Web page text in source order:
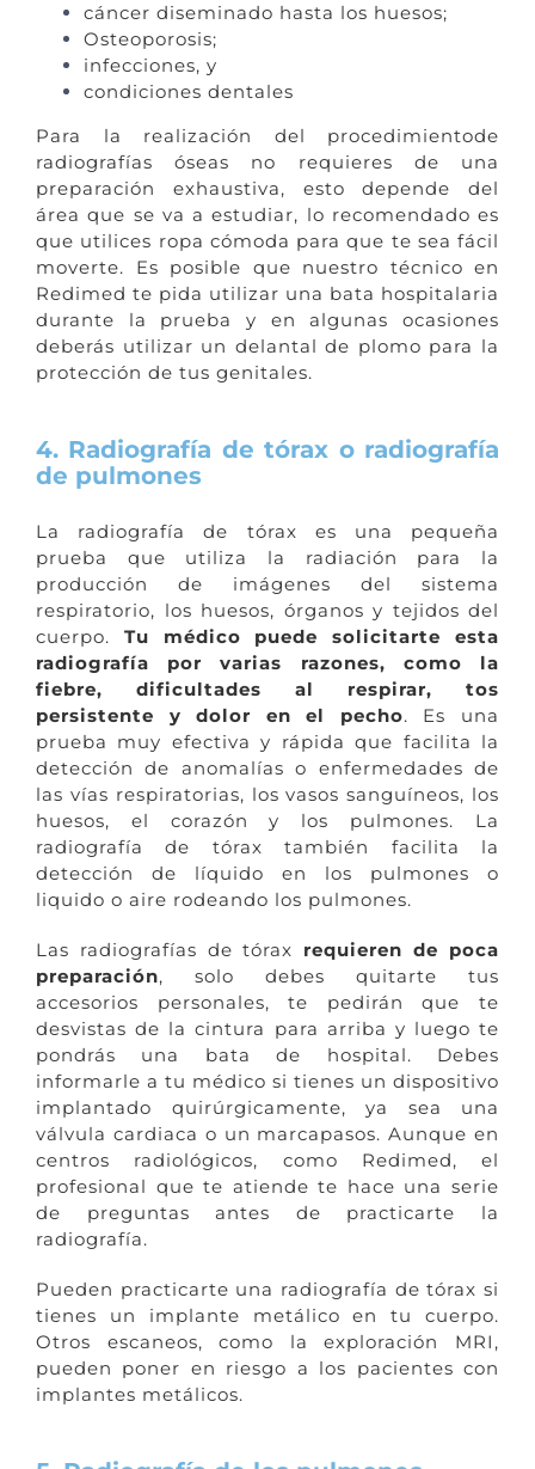
cáncer diseminado hasta los huesos;
Osteoporosis;
infecciones, y
condiciones dentales
Para la realización del procedimientode
radiografías óseas no requieres de una
preparación exhaustiva, esto depende del
área que se va a estudiar, lo recomendado es
que utilices ropa cómoda para que te sea fácil
moverte. Es posible que nuestro técnico en
Redimed te pida utilizar una bata hospitalaria
durante la prueba y en algunas ocasiones
deberás utilizar un delantal de plomo para la
protección de tus genitales.
4. Radiografía de tórax o radiografía
de pulmones
La radiografía de tórax es una pequeña
prueba que utiliza la radiación para la
producción de imágenes del sistema
respiratorio, los huesos, órganos y tejidos del
cuerpo. Tu médico puede solicitarte esta
radiografía por varias razones, como la
fiebre, dificultades al respirar, tos
persistente y dolor en el pecho. Es una
prueba muy efectiva y rápida que facilita la
detección de anomalías o enfermedades de
las vías respiratorias, los vasos sanguíneos, los
huesos, el corazón y los pulmones. La
radiografía de tórax también facilita la
detección de líquido en los pulmones o
liquido o aire rodeando los pulmones.
Las radiografías de tórax requieren de poca
preparación, solo debes quitarte tus
accesorios personales, te pedirán que te
desvistas de la cintura para arriba y luego te
pondrás una bata de hospital. Debes
informarle a tu médico si tienes un dispositivo
implantado quirúrgicamente, ya sea una
válvula cardiaca o un marcapasos. Aunque en
centros radiológicos, como Redimed, el
profesional que te atiende te hace una serie
de preguntas antes de practicarte la
radiografía.
Pueden practicarte una radiografía de tórax si
tienes un implante metálico en tu cuerpo.
Otros escaneos, como la exploración MRI,
pueden poner en riesgo a los pacientes con
implantes metálicos.